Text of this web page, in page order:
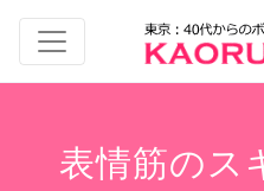
表情筋のス